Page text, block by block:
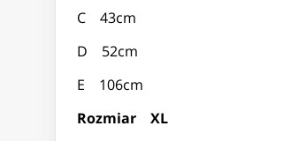
C 43cm
D 52cm
E 106cm
Rozmiar XL